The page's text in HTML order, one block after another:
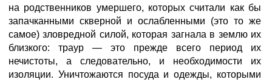
на родственников умершего, которых считали как бы
запачканными скверной и ослабленными (это то же
самое) зловредной силой, которая загнала в землю их
близкого: траур — это прежде всего период их
нечистоты, а следовательно, и необходимости их
изоляции. Уничтожаются посуда и одежды, которыми